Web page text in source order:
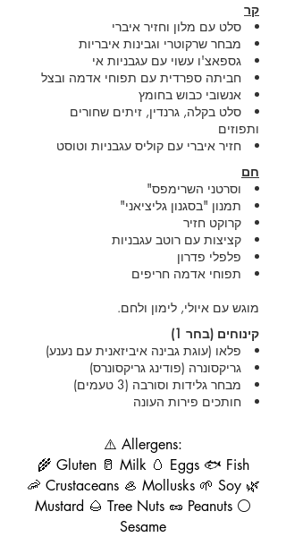
קר
סלט עם מלון וחזיר איברי
מבחר שרקוטרי וגבינות איבריות
גספאצ'ו עשוי עם עגבניות אי
חביתה ספרדית עם תפוחי אדמה ובצל
אנשובי כבוש בחומץ
סלט בקלה, גרנדין, זיתים שחורים
ותפוזים
חזיר איברי עם קוליס עגבניות וטוסט
חם
וסרטני השרימפס"
תמנון "בסגנון גליציאני"
קרוקט חזיר
קציצות עם רוטב עגבניות
פלפלי פדרון
תפוחי אדמה חריפים
מוגש עם איולי, לימון ולחם.
קינוחים (בחר 1)
פלאו (עוגת גבינה איביזאנית עם נענע)
גריקסונרה (פודינג גריקסונרס)
מבחר גלידות וסורבה (3 טעמים)
חותכים פירות העונה
⚠️ Allergens:
🌾 Gluten 🥛 Milk 🥚 Eggs 🐟 Fish
🦐 Crustaceans 🦪 Mollusks 🌱 Soy 🌿
Mustard 🌰 Tree Nuts 🥜 Peanuts ⚪
Sesame